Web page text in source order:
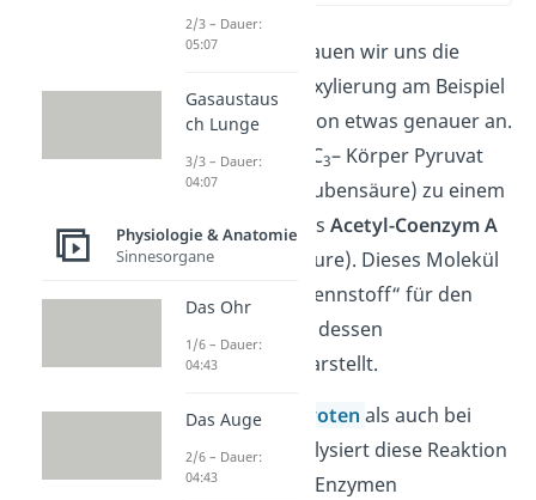
Im Folgenden schauen wir uns die
oxidative Decarboxylierung am Beispiel
der Pyruvatoxidation etwas genauer an.
Hier reagiert der C3– Körper Pyruvat
(Salz der Brenztraubensäure) zu einem
C 2 – Körper namens Acetyl-Coenzym A
(aktivierte Essigsäure). Dieses Molekül
dient quasi als „Brennstoff“ für den
Citratzyklus, da es dessen
Ausgangspunkt darstellt.
Sowohl beiEukaryoten als auch bei
Prokaryoten
katalysiert diese Reaktion
ein aus mehreren Enzymen
2/3 – Dauer:
05:07
Gasaustaus
ch Lunge
3/3 – Dauer:
04:07
Physiologie & Anatomie
Sinnesorgane
Das Ohr
1/6 – Dauer:
04:43
Das Auge
2/6 – Dauer:
04:43